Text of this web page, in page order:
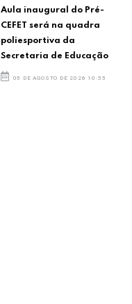
Aula inaugural do Pré-
CEFET será na quadra
poliesportiva da
Secretaria de Educação
05 DE AGOSTO DE 2026 10:55